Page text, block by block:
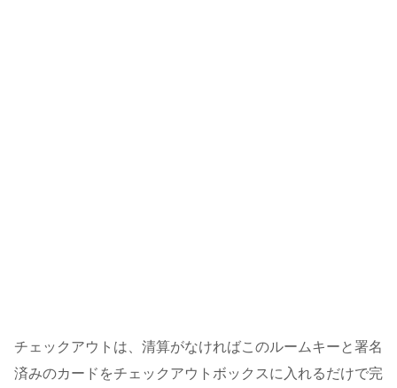
チェックアウトは、清算がなければこのルームキーと署名
済みのカードをチェックアウトボックスに入れるだけで完